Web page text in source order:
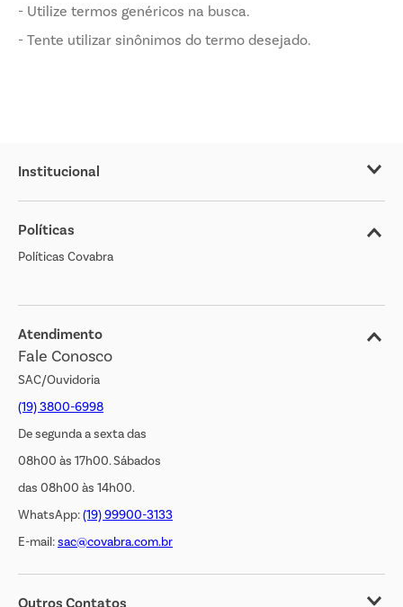
Utilize termos genéricos na busca.
Tente utilizar sinônimos do termo desejado.
Institucional
Sobre o Covabra
Nossas Lojas
Cliente Bem Estar
Jornal de Ofertas
Transparência Salarial
Políticas
Políticas Covabra
Atendimento
Fale Conosco
SAC/Ouvidoria
(19) 3800-6998
De segunda a sexta das
08h00 às 17h00. Sábados
das 08h00 às 14h00.
WhatsApp:(19) 99900-3133
E-mail:sac@covabra.com.br
Outros Contatos